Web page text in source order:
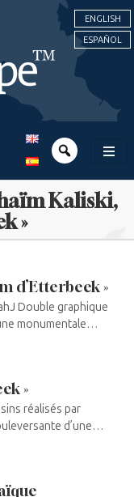
ENGLISH
ESPAÑOL
Kaliski,
»
d’Etterbeek »
Double graphique
monumentale
»
réalisés par
d’une